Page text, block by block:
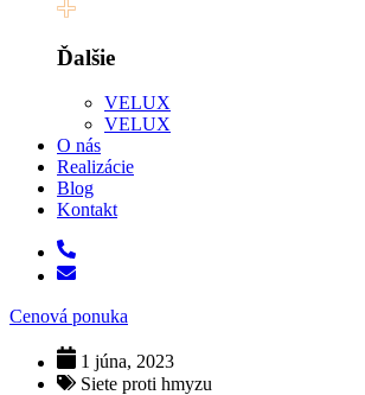
Ďalšie
VELUX
VELUX
O nás
Realizácie
Blog
Kontakt
Cenová ponuka
1 júna, 2023
Siete proti hmyzu